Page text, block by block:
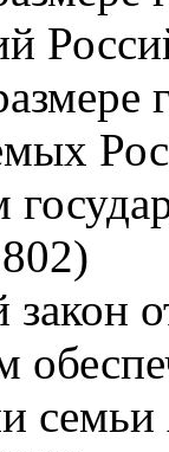
закон